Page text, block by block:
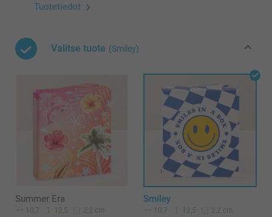
Tuotetiedot
Valitse tuote (Smiley)
Summer Era
10,7 12,5 2,2 cm
Smiley
10,7 12,5 2,2 cm